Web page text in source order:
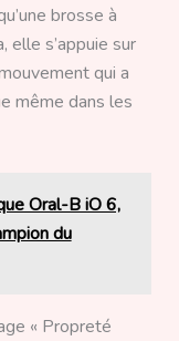
brosse à
elle s’appuie sur
qui a
même dans les
Oral-B iO 6,
du
« Propreté